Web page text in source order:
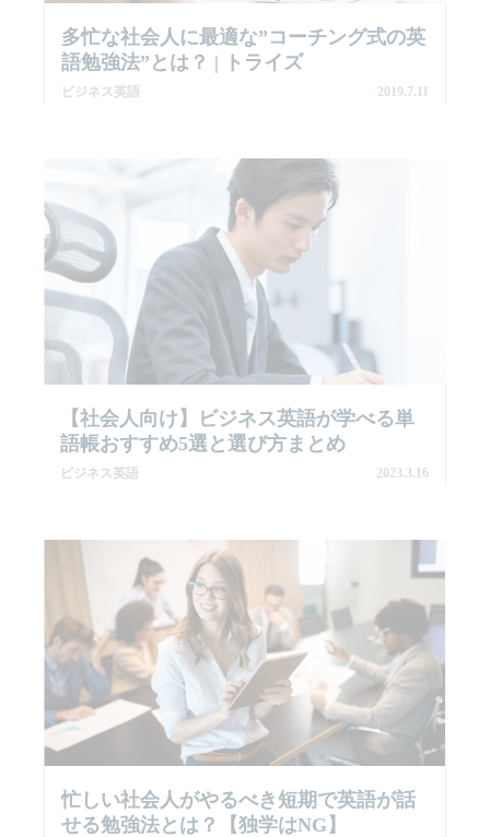
多忙な社会人に最適な”コーチング式の英
語勉強法”とは？ | トライズ
ビジネス英語 2019.7.11
【社会人向け】ビジネス英語が学べる単
語帳おすすめ5選と選び方まとめ
ビジネス英語 2023.3.16
忙しい社会人がやるべき短期で英語が話
せる勉強法とは？【独学はNG】